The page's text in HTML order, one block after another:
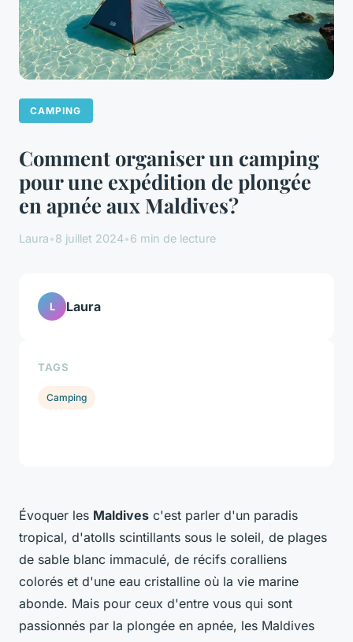
CAMPING
Comment organiser un camping
pour une expédition de plongée
en apnée aux Maldives?
Laura•8 juillet 2024•6 min de lecture
Évoquer les Maldives c'est parler d'un paradis
tropical, d'atolls scintillants sous le soleil, de plages
de sable blanc immaculé, de récifs coralliens
colorés et d'une eau cristalline où la vie marine
abonde. Mais pour ceux d'entre vous qui sont
passionnés par la plongée en apnée, les Maldives
L Laura
TAGS
Camping